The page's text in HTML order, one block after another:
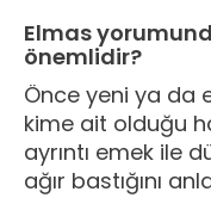
Elmas
önemlidir?
Önce yeni ya da
kime ait olduğu
ayrıntı emek ile
ağır bastığını